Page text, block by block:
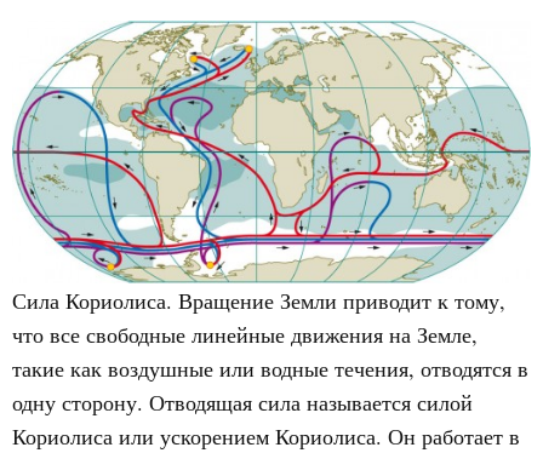
Сила Кориолиса. Вращение Земли приводит к тому,
что все свободные линейные движения на Земле,
такие как воздушные или водные течения, отводятся в
одну сторону. Отводящая сила называется силой
Кориолиса или ускорением Кориолиса. Он работает в